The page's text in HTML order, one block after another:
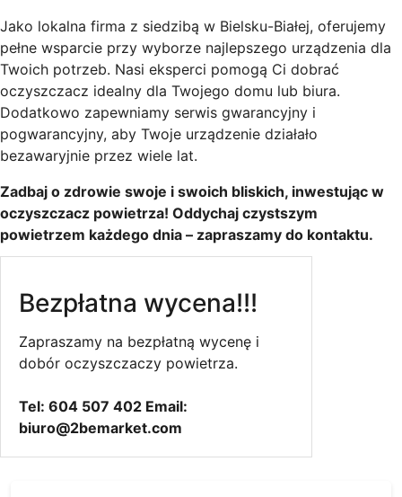
Jako lokalna firma z siedzibą w Bielsku-Białej, oferujemy
pełne wsparcie przy wyborze najlepszego urządzenia dla
Twoich potrzeb. Nasi eksperci pomogą Ci dobrać
oczyszczacz idealny dla Twojego domu lub biura.
Dodatkowo zapewniamy serwis gwarancyjny i
pogwarancyjny, aby Twoje urządzenie działało
bezawaryjnie przez wiele lat.
Zadbaj o zdrowie swoje i swoich bliskich, inwestując w
oczyszczacz powietrza! Oddychaj czystszym
powietrzem każdego dnia – zapraszamy do kontaktu.
Bezpłatna wycena!!!
Zapraszamy na bezpłatną wycenę i
dobór oczyszczaczy powietrza.
Tel: 604 507 402 Email:
biuro@2bemarket.com